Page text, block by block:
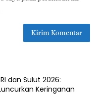
dan Sulut 2026:
Keringanan